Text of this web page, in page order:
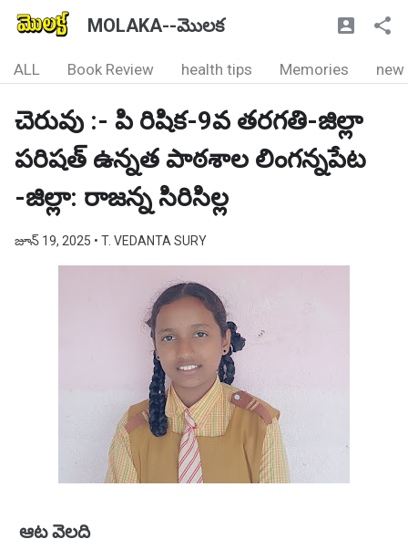
MOLAKA--మొలక
ALL Book Review health tips Memories new
చెరువు :- పి రిషిక-9వ తరగతి-జిల్లా
పరిషత్ ఉన్నత పాఠశాల లింగన్నపేట
-జిల్లా: రాజన్న సిరిసిల్ల
జూన్ 19, 2025 • T. VEDANTA SURY
ఆట వెలది